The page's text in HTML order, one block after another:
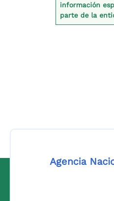
información
parte de la
Agencia